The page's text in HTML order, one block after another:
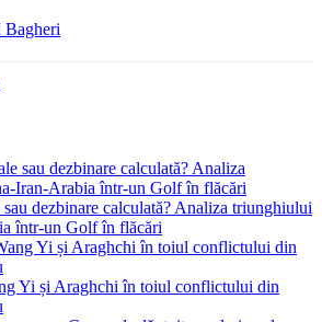
Bagheri
dezbinare calculată? Analiza triunghiului
într-un Golf în flăcări
Yi și Araghchi în toiul conflictului din